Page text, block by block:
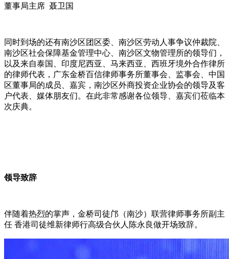
董事局主席 聂卫国
同时到场的还有南沙区团区委、南沙区劳动人事争议仲裁院、
南沙区社会保障基金管理中心、南沙区文物管理所的领导们，
以及来自泰国、印度尼西亚、马来西亚、西班牙境外合作律所
的律师代表，广东金桥百信律师事务所董事会、监事会、中国
区董事局的成员、嘉宾，南沙区外商投资企业协会的领导及客
户代表、媒体朋友们。在此非常感谢各位领导、嘉宾们莅临本
次庆典。
领导致辞
伴随着热烈的掌声，金桥司徒邝（南沙）联营律师事务所副主
任 香港司徒维新律师行高级合伙人陈永良做开场致辞。